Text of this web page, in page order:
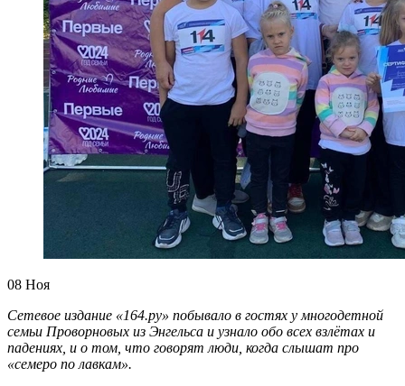
08 Ноя
Сетевое издание «164.ру» побывало в гостях у многодетной
семьи Проворновых из Энгельса и узнало обо всех взлётах и
падениях, и о том, что говорят люди, когда слышат про
«семеро по лавкам».